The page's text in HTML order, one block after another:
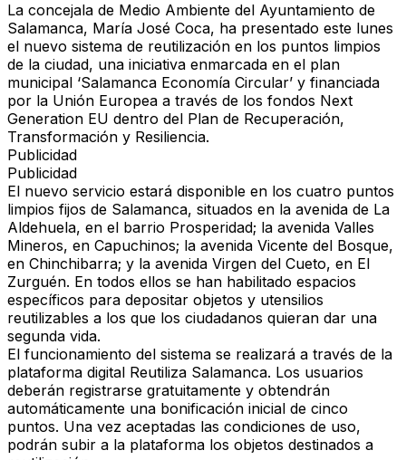
La concejala de Medio Ambiente del Ayuntamiento de
Salamanca, María José Coca, ha presentado este lunes
el nuevo sistema de reutilización en los puntos limpios
de la ciudad, una iniciativa enmarcada en el plan
municipal ‘Salamanca Economía Circular’ y financiada
por la Unión Europea a través de los fondos Next
Generation EU dentro del Plan de Recuperación,
Transformación y Resiliencia.
Publicidad
Publicidad
El nuevo servicio estará disponible en los cuatro puntos
limpios fijos de Salamanca, situados en la avenida de La
Aldehuela, en el barrio Prosperidad; la avenida Valles
Mineros, en Capuchinos; la avenida Vicente del Bosque,
en Chinchibarra; y la avenida Virgen del Cueto, en El
Zurguén. En todos ellos se han habilitado espacios
específicos para depositar objetos y utensilios
reutilizables a los que los ciudadanos quieran dar una
segunda vida.
El funcionamiento del sistema se realizará a través de la
plataforma digital Reutiliza Salamanca. Los usuarios
deberán registrarse gratuitamente y obtendrán
automáticamente una bonificación inicial de cinco
puntos. Una vez aceptadas las condiciones de uso,
podrán subir a la plataforma los objetos destinados a